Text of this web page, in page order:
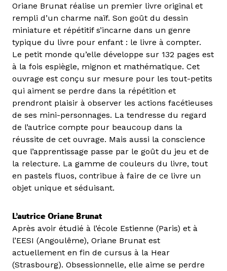
Oriane Brunat réalise un premier livre original et
rempli d’un charme naïf. Son goût du dessin
miniature et répétitif s’incarne dans un genre
typique du livre pour enfant : le livre à compter.
Le petit monde qu’elle développe sur 132 pages est
à la fois espiègle, mignon et mathématique. Cet
ouvrage est conçu sur mesure pour les tout-petits
qui aiment se perdre dans la répétition et
prendront plaisir à observer les actions facétieuses
de ses mini-personnages. La tendresse du regard
de l’autrice compte pour beaucoup dans la
réussite de cet ouvrage. Mais aussi la conscience
que l’apprentissage passe par le goût du jeu et de
la relecture. La gamme de couleurs du livre, tout
en pastels fluos, contribue à faire de ce livre un
objet unique et séduisant.
L’autrice Oriane Brunat
Après avoir étudié à l’école Estienne (Paris) et à
l’EESI (Angoulême), Oriane Brunat est
actuellement en fin de cursus à la Hear
(Strasbourg). Obsessionnelle, elle aime se perdre